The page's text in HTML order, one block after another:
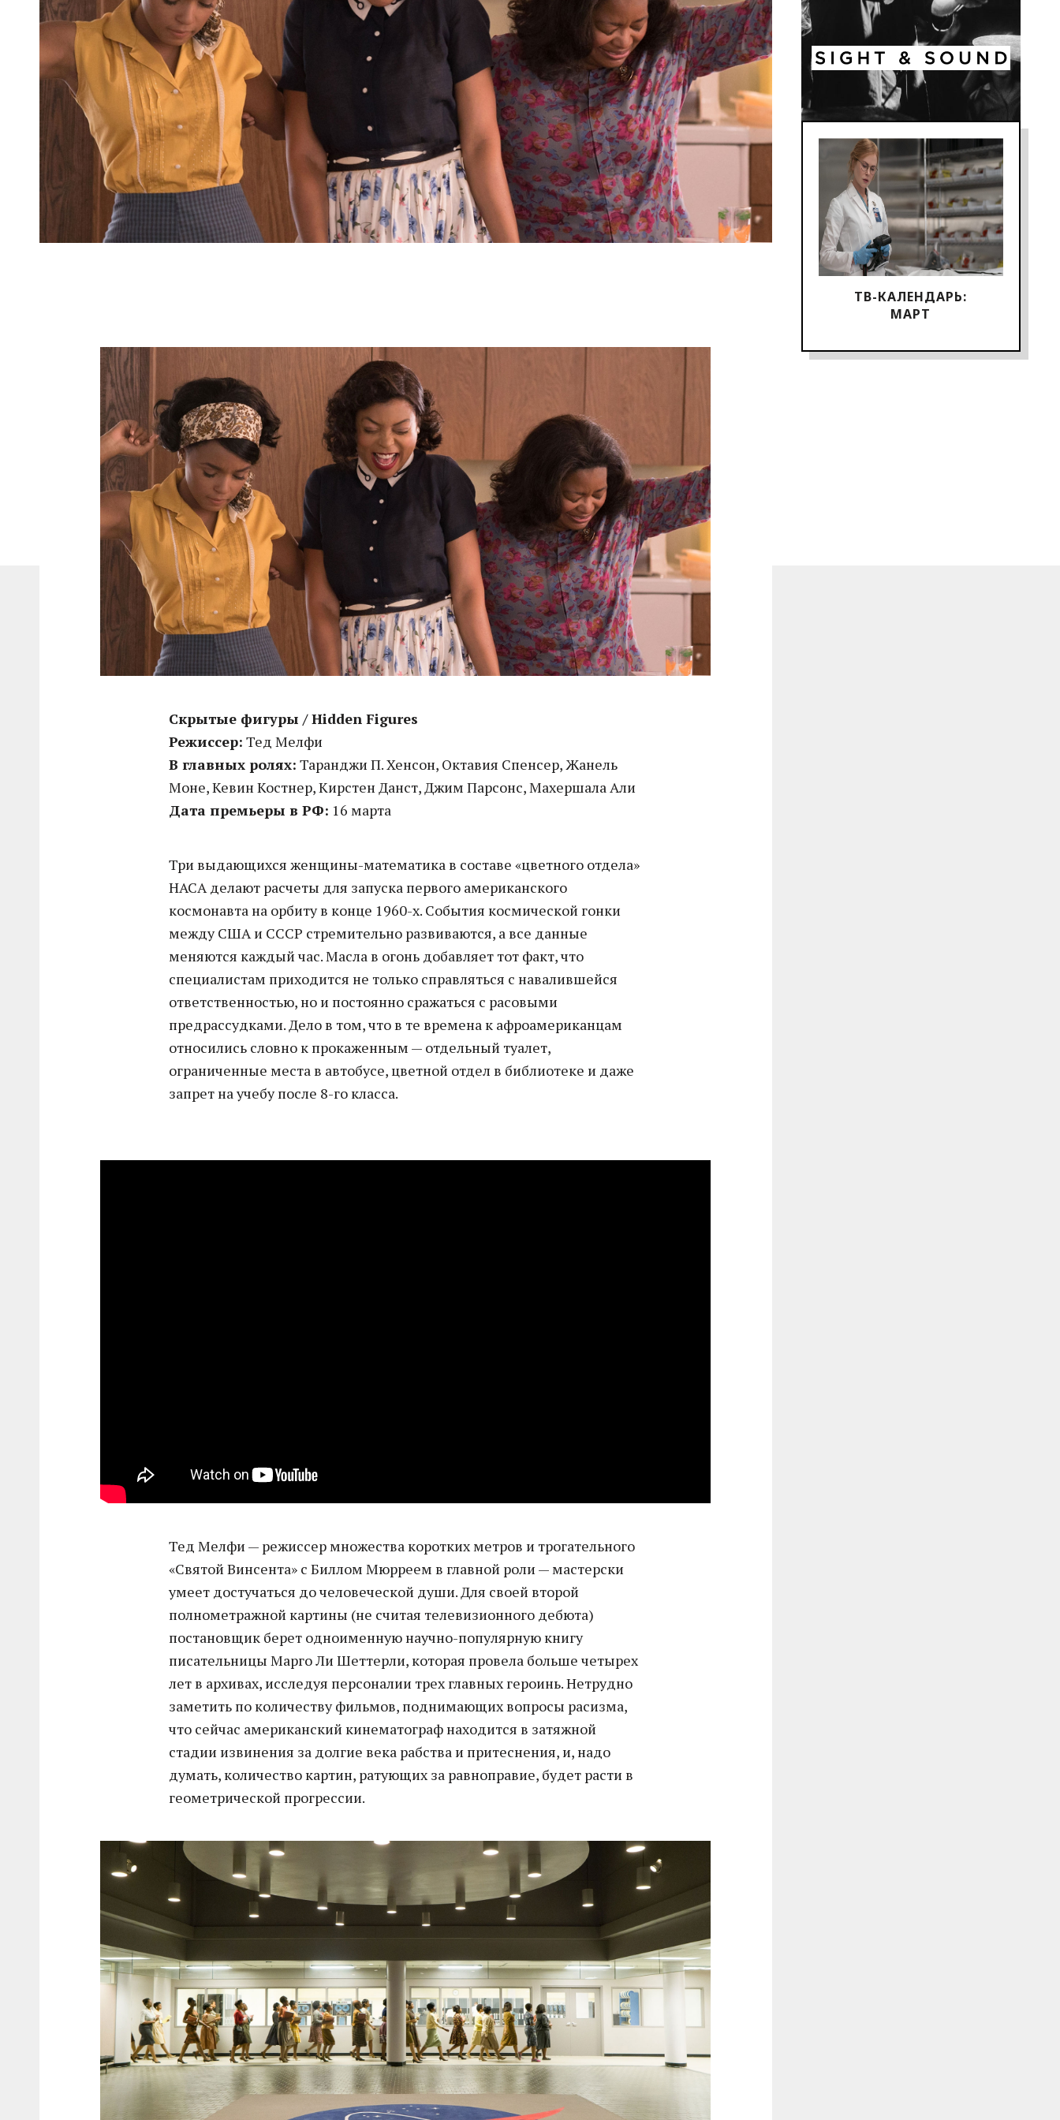
ТВ-КАЛЕНДАРЬ:
МАРТ
Скрытые фигуры / Hidden Figures
Режиссер: Тед Мелфи
В главных ролях: Таранджи П. Хенсон, Октавия Спенсер, Жанель
Моне, Кевин Костнер, Кирстен Данст, Джим Парсонс, Махершала Али
Дата премьеры в РФ: 16 марта
Три выдающихся женщины-математика в составе «цветного отдела»
НАСА делают расчеты для запуска первого американского
космонавта на орбиту в конце 1960-х. События космической гонки
между США и СССР стремительно развиваются, а все данные
меняются каждый час. Масла в огонь добавляет тот факт, что
специалистам приходится не только справляться с навалившейся
ответственностью, но и постоянно сражаться с расовыми
предрассудками. Дело в том, что в те времена к афроамериканцам
относились словно к прокаженным — отдельный туалет,
ограниченные места в автобусе, цветной отдел в библиотеке и даже
запрет на учебу после 8-го класса.
Тед Мелфи — режиссер множества коротких метров и трогательного
«Святой Винсента» с Биллом Мюрреем в главной роли — мастерски
умеет достучаться до человеческой души. Для своей второй
полнометражной картины (не считая телевизионного дебюта)
постановщик берет одноименную научно-популярную книгу
писательницы Марго Ли Шеттерли, которая провела больше четырех
лет в архивах, исследуя персоналии трех главных героинь. Нетрудно
заметить по количеству фильмов, поднимающих вопросы расизма,
что сейчас американский кинематограф находится в затяжной
стадии извинения за долгие века рабства и притеснения, и, надо
думать, количество картин, ратующих за равноправие, будет расти в
геометрической прогрессии.